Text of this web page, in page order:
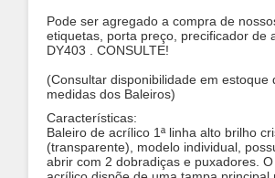
Pode ser agregado a compra de
etiquetas, porta preço, precificador de
DY403 . CONSULTE!
(Consultar disponibilidade em estoque
medidas dos Baleiros)
Características:
Baleiro de acrílico 1ª linha alto brilho
(transparente), modelo individual,
abrir com 2 dobradiças e puxadores.